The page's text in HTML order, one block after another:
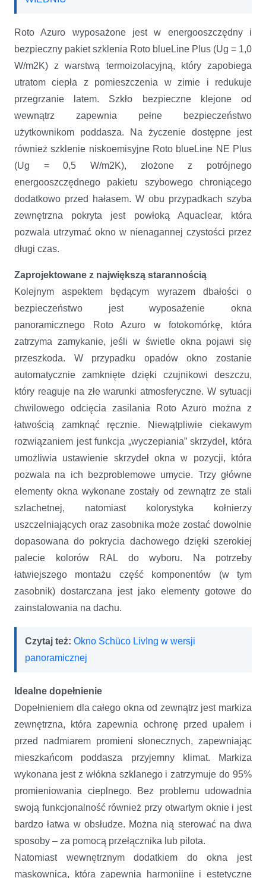
Roto Azuro wyposażone jest w energooszczędny i
bezpieczny pakiet szklenia Roto blueLine Plus (Ug = 1,0
W/m2K) z warstwą termoizolacyjną, który zapobiega
utratom ciepła z pomieszczenia w zimie i redukuje
przegrzanie latem. Szkło bezpieczne klejone od
wewnątrz zapewnia pełne bezpieczeństwo
użytkownikom poddasza. Na życzenie dostępne jest
również szklenie niskoemisyjne Roto blueLine NE Plus
(Ug = 0,5 W/m2K), złożone z potrójnego
energooszczędnego pakietu szybowego chroniącego
dodatkowo przed hałasem. W obu przypadkach szyba
zewnętrzna pokryta jest powłoką Aquaclear, która
pozwala utrzymać okno w nienagannej czystości przez
długi czas.
Zaprojektowane z największą starannością
Kolejnym aspektem będącym wyrazem dbałości o
bezpieczeństwo jest wyposażenie okna
panoramicznego Roto Azuro w fotokomórkę, która
zatrzyma zamykanie, jeśli w świetle okna pojawi się
przeszkoda. W przypadku opadów okno zostanie
automatycznie zamknięte dzięki czujnikowi deszczu,
który reaguje na złe warunki atmosferyczne. W sytuacji
chwilowego odcięcia zasilania Roto Azuro można z
łatwością zamknąć ręcznie. Niewątpliwie ciekawym
rozwiązaniem jest funkcja „wyczepiania” skrzydeł, która
umożliwia ustawienie skrzydeł okna w pozycji, która
pozwala na ich bezproblemowe umycie. Trzy główne
elementy okna wykonane zostały od zewnątrz ze stali
szlachetnej, natomiast kolorystyka kołnierzy
uszczelniających oraz zasobnika może zostać dowolnie
dopasowana do pokrycia dachowego dzięki szerokiej
palecie kolorów RAL do wyboru. Na potrzeby
łatwiejszego montażu część komponentów (w tym
zasobnik) dostarczana jest jako elementy gotowe do
zainstalowania na dachu.
Czytaj też: Okno Schüco LivIng w wersji
panoramicznej
Idealne dopełnienie
Dopełnieniem dla całego okna od zewnątrz jest markiza
zewnętrzna, która zapewnia ochronę przed upałem i
przed nadmiarem promieni słonecznych, zapewniając
mieszkańcom poddasza przyjemny klimat. Markiza
wykonana jest z włókna szklanego i zatrzymuje do 95%
promieniowania cieplnego. Bez problemu udowadnia
swoją funkcjonalność również przy otwartym oknie i jest
bardzo łatwa w obsłudze. Można nią sterować na dwa
sposoby – za pomocą przełącznika lub pilota.
Natomiast wewnętrznym dodatkiem do okna jest
maskownica, która zapewnia harmonijne i estetyczne